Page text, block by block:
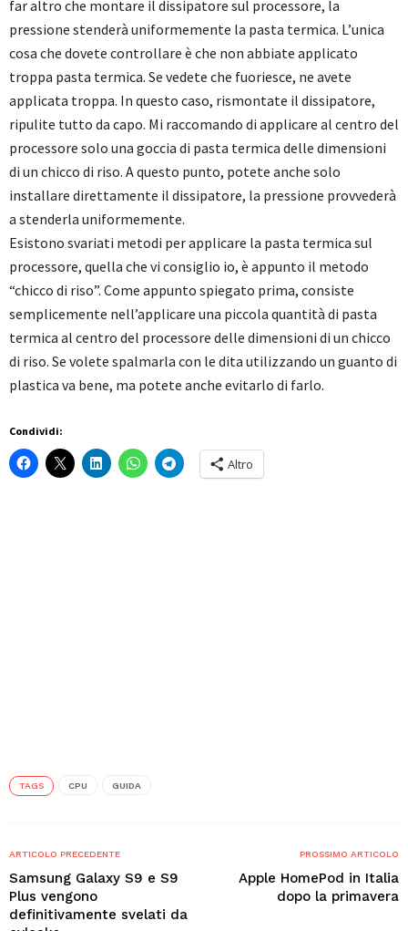
far altro che montare il dissipatore sul processore, la
pressione stenderà uniformemente la pasta termica. L’unica
cosa che dovete controllare è che non abbiate applicato
troppa pasta termica. Se vedete che fuoriesce, ne avete
applicata troppa. In questo caso, rismontate il dissipatore,
ripulite tutto da capo. Mi raccomando di applicare al centro del
processore solo una goccia di pasta termica delle dimensioni
di un chicco di riso. A questo punto, potete anche solo
installare direttamente il dissipatore, la pressione provvederà
a stenderla uniformemente.
Esistono svariati metodi per applicare la pasta termica sul
processore, quella che vi consiglio io, è appunto il metodo
“chicco di riso”. Come appunto spiegato prima, consiste
semplicemente nell’applicare una piccola quantità di pasta
termica al centro del processore delle dimensioni di un chicco
di riso. Se volete spalmarla con le dita utilizzando un guanto di
plastica va bene, ma potete anche evitarlo di farlo.
Condividi:
Altro
TAGS CPU GUIDA
ARTICOLO PRECEDENTE
Samsung Galaxy S9 e S9
Plus vengono
definitivamente svelati da
PROSSIMO ARTICOLO
Apple HomePod in Italia
dopo la primavera